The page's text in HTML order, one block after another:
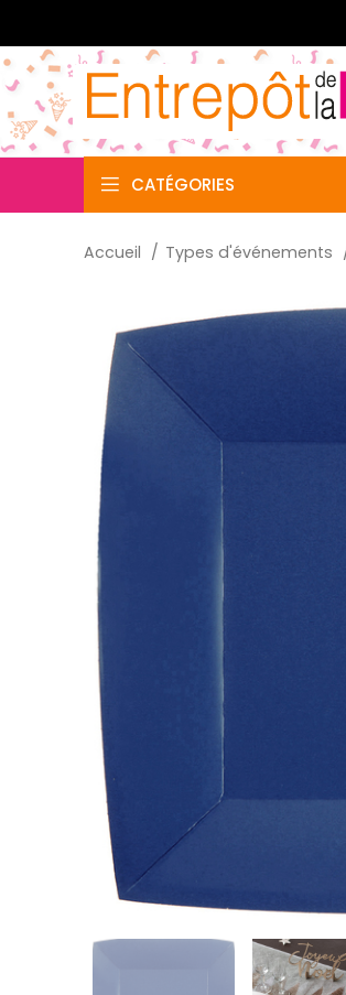
CATÉGORIES
Accueil Types d'événements